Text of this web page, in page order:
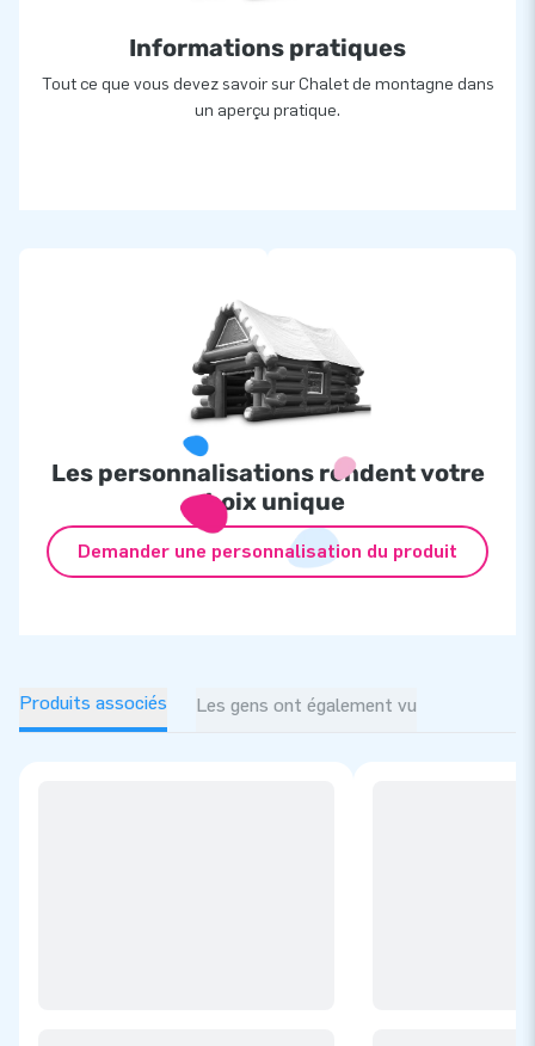
Informations pratiques
Tout ce que vous devez savoir sur Chalet de montagne dans
un aperçu pratique.
Les personnalisations rendent votre
choix unique
Demander une personnalisation du produit
Produits associés Les gens ont également vu